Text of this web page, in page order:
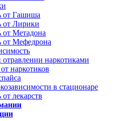
от Гашиша
от Лирики
от Метадона
от Мефедрона
наркотиками
наркотиков
в стационаре
лекарств